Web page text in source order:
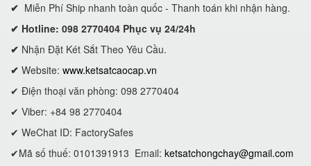
✔ Miễn Phí Ship nhanh toàn quốc - Thanh toán khi nhận hàng.
✔ Hotline: 098 2770404 Phục vụ 24/24h
✔ Nhận Đặt Két Sắt Theo Yêu Cầu.
✔ Website: www.ketsatcaocap.vn
✔ Điện thoại văn phòng: 098 2770404
✔ Viber: +84 98 2770404
✔ WeChat ID: FactorySafes
✔Mã số thuế: 0101391913 Email: ketsatchongchay@gmail.com